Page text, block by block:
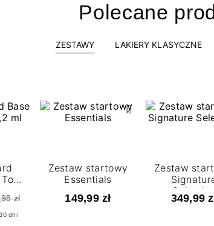
Polecane
ZESTAWY LAKIERY KLASYCZNE
zł
dni
Zestaw startowy
Essentials
149,99 zł
Zestaw
349,99